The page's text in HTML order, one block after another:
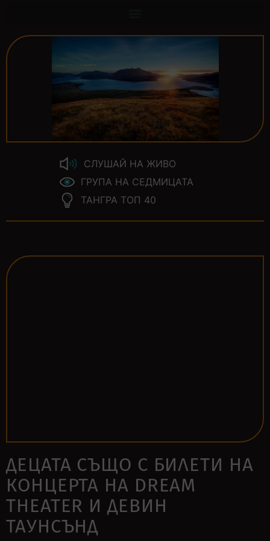
СЛУШАЙ НА ЖИВО
ГРУПА НА СЕДМИЦАТА
ТАНГРА ТОП 40
ДЕЦАТА СЪЩО С БИЛЕТИ НА
КОНЦЕРТА НА DREAM
THEATER И ДЕВИН
ТАУНСЪНД